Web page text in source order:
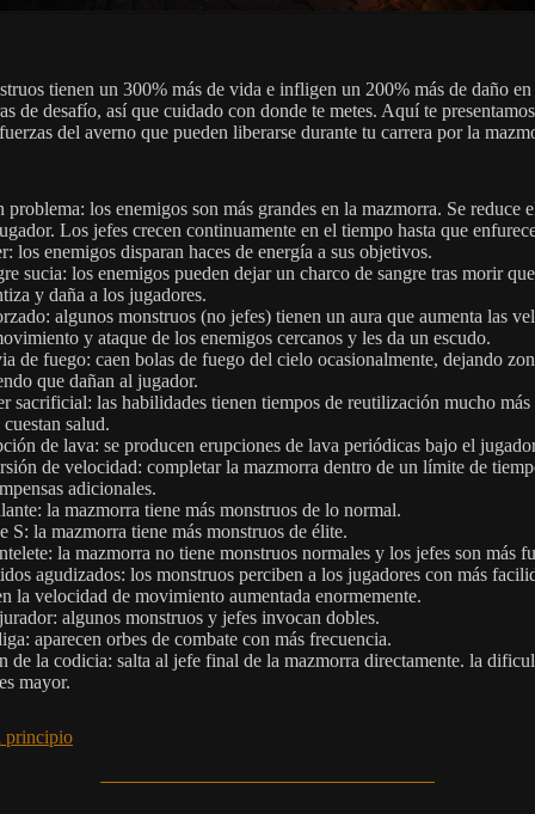
tienen un 300% más de vida e infligen un 200% más de daño en
de desafío, así que cuidado con donde te metes. Aquí te
del averno que pueden liberarse durante tu carrera por la
problema: los enemigos son más grandes en la mazmorra. Se reduce
Los jefes crecen continuamente en el tiempo hasta que
los enemigos disparan haces de energía a sus objetivos.
sucia: los enemigos pueden dejar un charco de sangre tras morir que
y daña a los jugadores.
algunos monstruos (no jefes) tienen un aura que aumenta las
y ataque de los enemigos cercanos y les da un escudo.
de fuego: caen bolas de fuego del cielo ocasionalmente, dejando
que dañan al jugador.
sacrificial: las habilidades tienen tiempos de reutilización mucho más
salud.
de lava: se producen erupciones de lava periódicas bajo el
de velocidad: completar la mazmorra dentro de un límite de
adicionales.
la mazmorra tiene más monstruos de lo normal.
S: la mazmorra tiene más monstruos de élite.
la mazmorra no tiene monstruos normales y los jefes son más
agudizados: los monstruos perciben a los jugadores con más
la velocidad de movimiento aumentada enormemente.
algunos monstruos y jefes invocan dobles.
aparecen orbes de combate con más frecuencia.
de la codicia: salta al jefe final de la mazmorra directamente. la
mayor.
principio